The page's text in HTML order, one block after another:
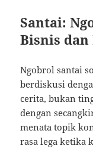
Santai:
Bisnis
Ngobrol santai
berdiskusi
cerita, bukan
dengan
menata topik
rasa lega ketika